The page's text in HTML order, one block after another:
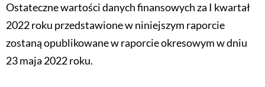
Ostateczne wartości danych finansowych za I kwartał
2022 roku przedstawione w niniejszym raporcie
zostaną opublikowane w raporcie okresowym w dniu
23 maja 2022 roku.